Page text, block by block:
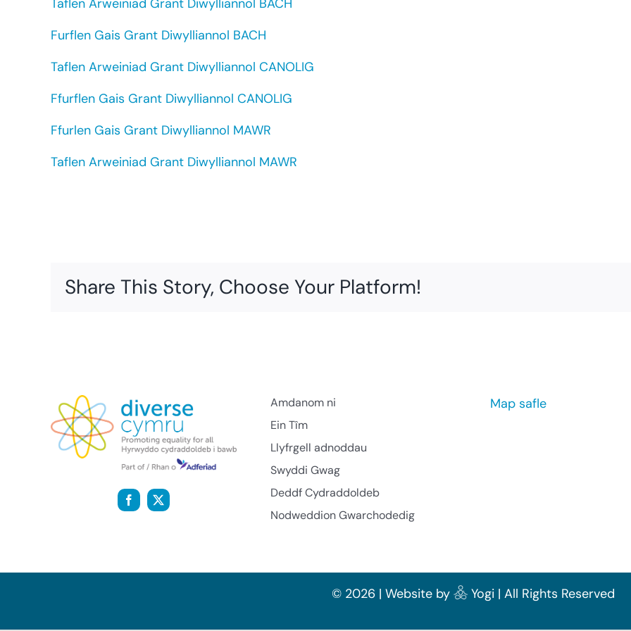
Taflen Arweiniad Grant Diwylliannol BACH
Furflen Gais Grant Diwylliannol BACH
Taflen Arweiniad Grant Diwylliannol CANOLIG
Ffurflen Gais Grant Diwylliannol CANOLIG
Ffurlen Gais Grant Diwylliannol MAWR
Taflen Arweiniad Grant Diwylliannol MAWR
Share This Story, Choose Your Platform!
Amdanom ni
Ein Tîm
Llyfrgell adnoddau
Swyddi Gwag
Deddf Cydraddoldeb
Nodweddion Gwarchodedig
Map safle
© 2026 | Website by Yogi | All Rights Reserved